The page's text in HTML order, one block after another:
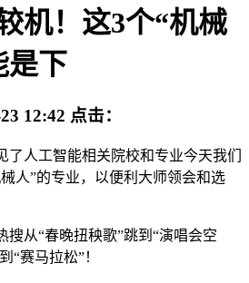
机！这3个“机械
是下
12:42 点击：
人工智能相关院校和专业今天我们
人”的专业，以便利大师领会和选
从“春晚扭秧歌”跳到“演唱会空
“赛马拉松”！